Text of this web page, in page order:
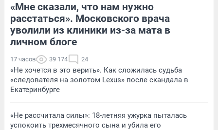
«Мне сказали, что нам нужно
расстаться». Московского врача
уволили из клиники из-за мата в
личном блоге
17 часов 39 174 24
«Не хочется в это верить». Как сложилась судьба
«следователя на золотом Lexus» после скандала в
Екатеринбурге
«Не рассчитала силы»: 18-летняя ужурка пыталась
успокоить трехмесячного сына и убила его